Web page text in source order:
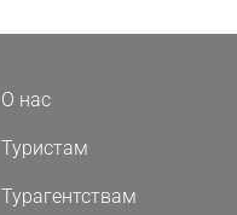
О нас
Туристам
Турагентствам